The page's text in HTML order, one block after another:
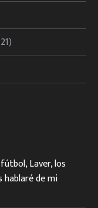
Laver, los
hablaré de mi